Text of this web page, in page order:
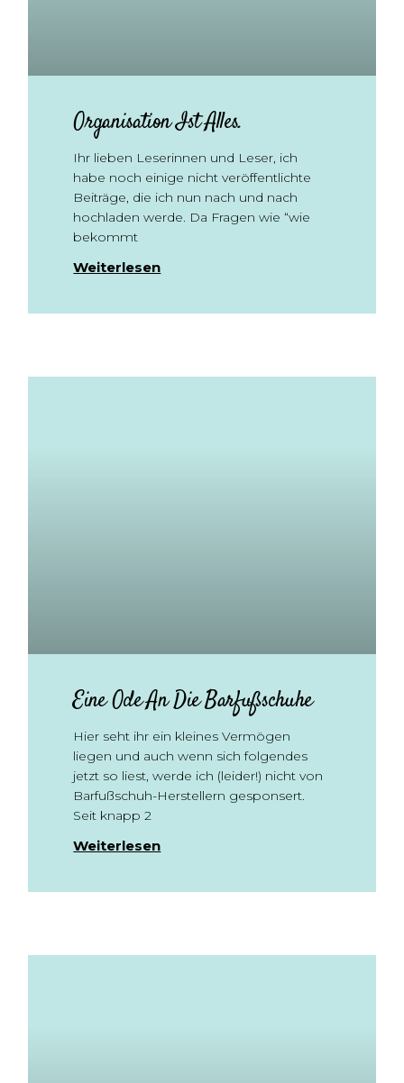
Organisation Ist Alles.
Ihr lieben Leserinnen und Leser, ich
habe noch einige nicht veröffentlichte
Beiträge, die ich nun nach und nach
hochladen werde. Da Fragen wie “wie
bekommt
Weiterlesen
Eine Ode An Die Barfußschuhe
Hier seht ihr ein kleines Vermögen
liegen und auch wenn sich folgendes
jetzt so liest, werde ich (leider!) nicht von
Barfußschuh-Herstellern gesponsert.
Seit knapp 2
Weiterlesen